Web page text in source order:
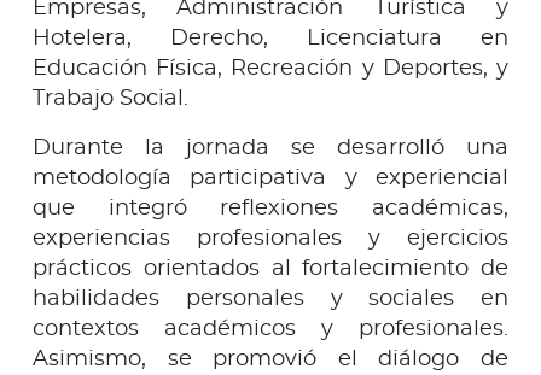
Empresas, Administración Turística y
Hotelera, Derecho, Licenciatura en
Educación Física, Recreación y Deportes, y
Trabajo Social.
Durante la jornada se desarrolló una
metodología participativa y experiencial
que integró reflexiones académicas,
experiencias profesionales y ejercicios
prácticos orientados al fortalecimiento de
habilidades personales y sociales en
contextos académicos y profesionales.
Asimismo, se promovió el diálogo de